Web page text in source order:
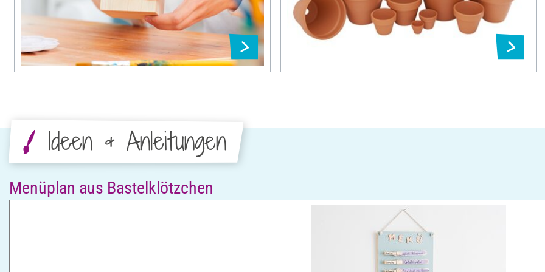
Ideen & Anleitungen
Menüplan aus Bastelklötzchen